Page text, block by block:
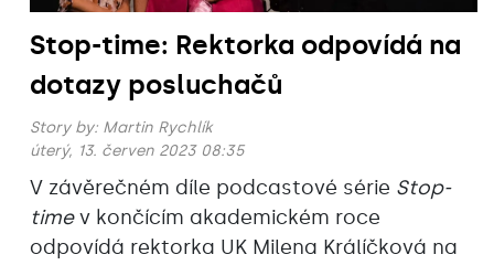
Stop-time: Rektorka odpovídá na
dotazy posluchačů
Story by: Martin Rychlík
úterý, 13. červen 2023 08:35
V závěrečném díle podcastové série Stop-
timev končícím akademickém roce
odpovídá rektorka UK Milena Králíčková na